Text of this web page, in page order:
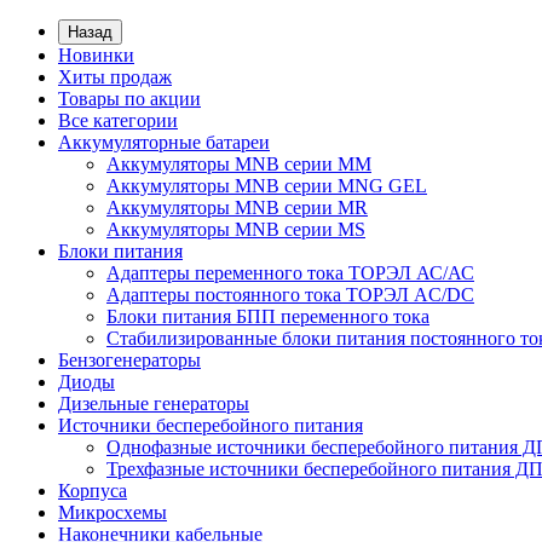
Назад
Новинки
Хиты продаж
Товары по акции
Все категории
Аккумуляторные батареи
Аккумуляторы MNB серии MM
Аккумуляторы MNB серии MNG GEL
Аккумуляторы MNB серии MR
Аккумуляторы MNB серии MS
Блоки питания
Адаптеры переменного тока ТОРЭЛ АС/АС
Адаптеры постоянного тока ТОРЭЛ AC/DC
Блоки питания БПП переменного тока
Стабилизированные блоки питания постоянного
Бензогенераторы
Диоды
Дизельные генераторы
Источники бесперебойного питания
Однофазные источники бесперебойного питания
Трехфазные источники бесперебойного питания
Корпуса
Микросхемы
Наконечники кабельные